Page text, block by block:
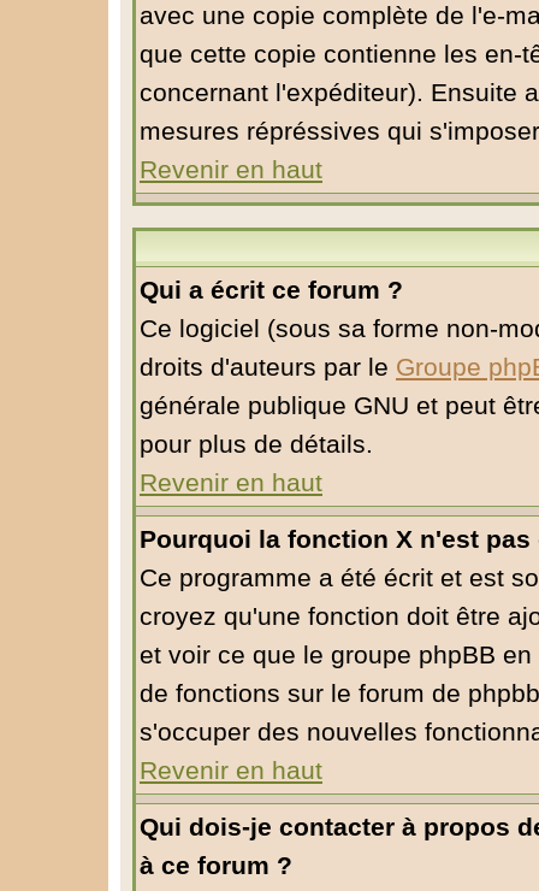
avec une copie complète de l'e-
que cette copie contienne les en-
concernant l'expéditeur). Ensuite
mesures répréssives qui
Revenir en haut
Qui a écrit ce forum ?
Ce logiciel (sous sa forme non-
droits d'auteurs par le Groupe
générale publique GNU et peut
pour plus de détails.
Revenir en haut
Pourquoi la fonction X n'est
Ce programme a été écrit et est
croyez qu'une fonction doit être
et voir ce que le groupe phpBB
de fonctions sur le forum de
s'occuper des nouvelles
Revenir en haut
Qui dois-je contacter à propos
à ce forum ?